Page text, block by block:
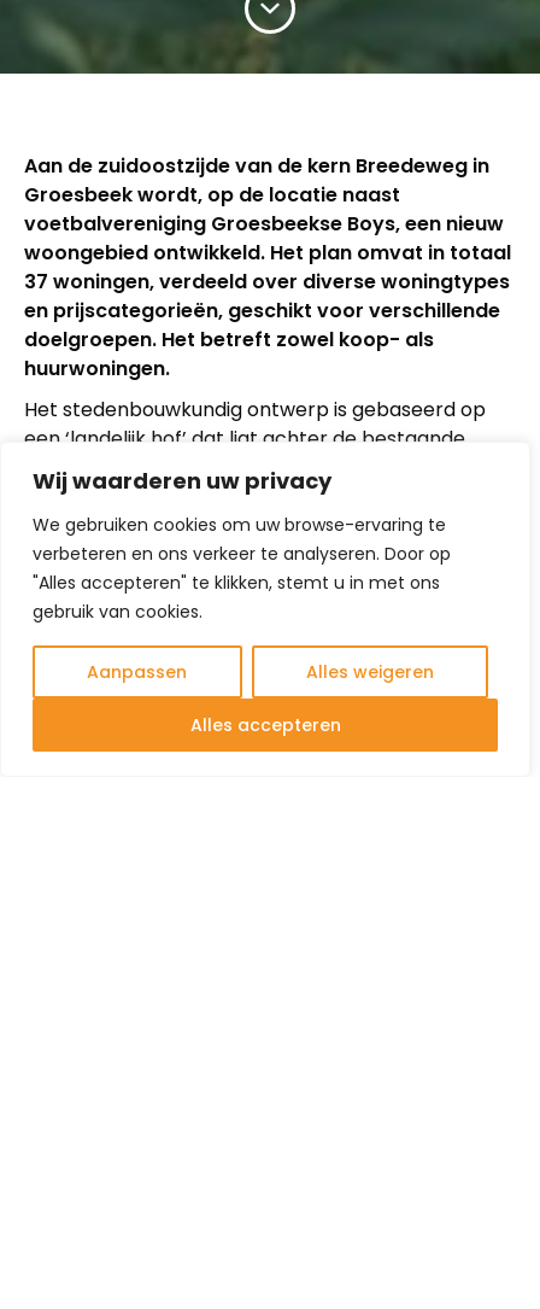
Wij waarderen uw privacy
We gebruiken cookies om uw browse-ervaring te
verbeteren en ons verkeer te analyseren. Door op
"Alles accepteren" te klikken, stemt u in met ons
gebruik van cookies.
Aanpassen Alles weigeren
Alles accepteren
Aan de zuidoostzijde van de kern Breedeweg in
Groesbeek wordt, op de locatie naast
voetbalvereniging Groesbeekse Boys, een nieuw
woongebied ontwikkeld. Het plan omvat in totaal
37 woningen, verdeeld over diverse woningtypes
en prijscategorieën, geschikt voor verschillende
doelgroepen. Het betreft zowel koop- als
huurwoningen.
Het stedenbouwkundig ontwerp is gebaseerd op
een ‘landelijk hof’ dat ligt achter de bestaande
lintbebouwing aan de Bredeweg en de Sint
Antoniusweg. De opzet van de nieuwe wijk bestaat
uit bouwstroken die aansluiten bij de structuur van
de omgeving. Dankzij deze lineaire opzet is er vanuit
de wijk veel zicht op het omliggende landelijke
gebied, wat bijdraagt aan de landelijke sfeer. De
nieuwe lintwoningen aan de Sint Antoniusweg
vormen de overgang tussen de bestaande
lintbebouwing en het ‘landelijk hof’.
Architectuur en uitstraling